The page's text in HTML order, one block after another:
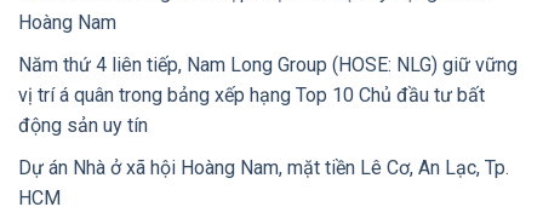
Hoàng Nam
Năm thứ 4 liên tiếp, Nam Long Group (HOSE: NLG) giữ vững
vị trí á quân trong bảng xếp hạng Top 10 Chủ đầu tư bất
động sản uy tín
Dự án Nhà ở xã hội Hoàng Nam, mặt tiền Lê Cơ, An Lạc, Tp.
HCM